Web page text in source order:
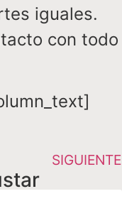
iguales.
con todo
SIGUIENTE